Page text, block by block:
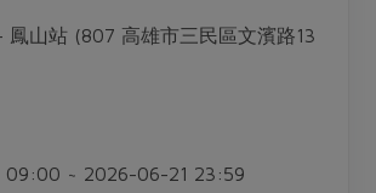
澎派
一週
彈
鳳山站 (807 高雄市三民區文濱路13
~ 2026-06-21 23:59